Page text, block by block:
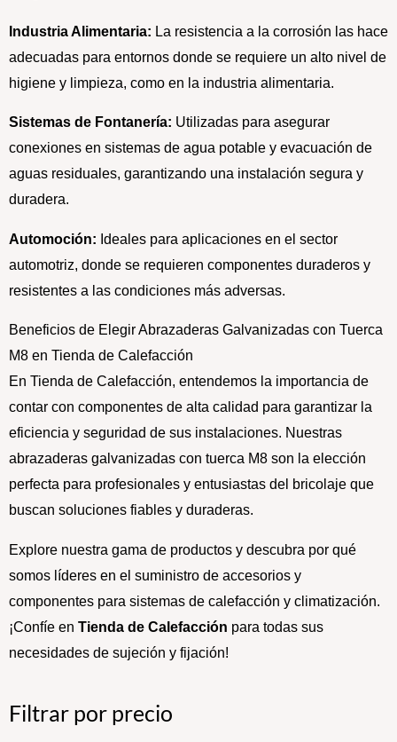
Filtrar por precio
Precio
Industria Alimentaria: La resistencia a la corrosión las hace
adecuadas para entornos donde se requiere un alto nivel de
higiene y limpieza, como en la industria alimentaria.
Sistemas de Fontanería: Utilizadas para asegurar
conexiones en sistemas de agua potable y evacuación de
aguas residuales, garantizando una instalación segura y
duradera.
Automoción: Ideales para aplicaciones en el sector
automotriz, donde se requieren componentes duraderos y
resistentes a las condiciones más adversas.
Beneficios de Elegir Abrazaderas Galvanizadas con Tuerca
M8 en Tienda de Calefacción
En Tienda de Calefacción, entendemos la importancia de
contar con componentes de alta calidad para garantizar la
eficiencia y seguridad de sus instalaciones. Nuestras
abrazaderas galvanizadas con tuerca M8 son la elección
perfecta para profesionales y entusiastas del bricolaje que
buscan soluciones fiables y duraderas.
Explore nuestra gama de productos y descubra por qué
somos líderes en el suministro de accesorios y
componentes para sistemas de calefacción y climatización.
¡Confíe en Tienda de Calefacción para todas sus
necesidades de sujeción y fijación!